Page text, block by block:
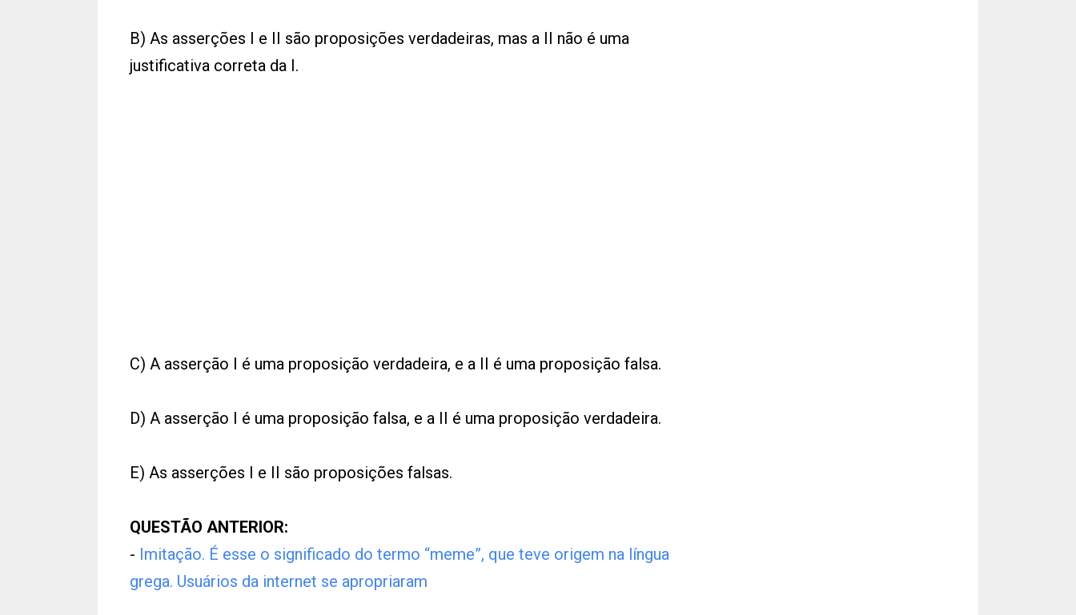
B) As asserções I e II são proposições verdadeiras, mas a II não é uma
justificativa correta da I.
C) A asserção I é uma proposição verdadeira, e a II é uma proposição falsa.
D) A asserção I é uma proposição falsa, e a II é uma proposição verdadeira.
E) As asserções I e II são proposições falsas.
QUESTÃO ANTERIOR:
- Imitação. É esse o significado do termo “meme”, que teve origem na língua
grega. Usuários da internet se apropriaram